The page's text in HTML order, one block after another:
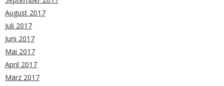
August 2017
Juli 2017
Juni 2017
Mai 2017
April 2017
März 2017